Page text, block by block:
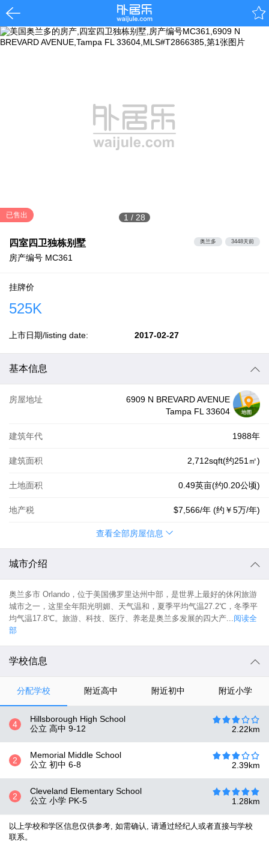
1 / 28
已售出
四室四卫独栋别墅
房产编号 MC361
奥兰多 3448天前
挂牌价
525K
上市日期/listing date: 2017-02-27
基本信息
房屋地址
6909 N BREVARD AVENUE
Tampa FL 33604
建筑年代 1988年
建筑面积 2,712sqft(约251㎡)
土地面积 0.49英亩(约0.20公顷)
地产税 $7,566/年 (约 ￥5万/年)
查看全部房屋信息
城市介绍
奥兰多市 Orlando，位于美国佛罗里达州中部，是世界上最好的休闲旅游
城市之一，这里全年阳光明媚、天气温和，夏季平均气温27.2℃，冬季平
均气温17.8℃。旅游、科技、医疗、养老是奥兰多发展的四大产...阅读全
部
学校信息
分配学校 附近高中 附近初中 附近小学
4
Hillsborough High School
公立 高中 9-12 2.22km
2
Memorial Middle School
公立 初中 6-8 2.39km
2
Cleveland Elementary School
公立 小学 PK-5 1.28km
以上学校和学区信息仅供参考, 如需确认, 请通过经纪人或者直接与学校
联系。